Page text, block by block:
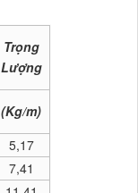
Trọng
Lượng
(Kg/m)
5,17
7,41